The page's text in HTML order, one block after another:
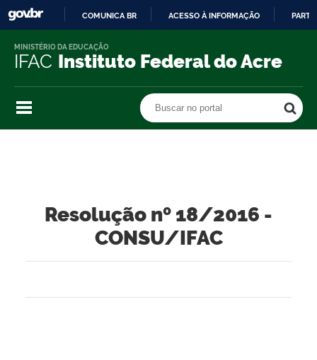
O
COMUNICA BR ACESSO À INFORMAÇÃO
IFAC Instituto Federal do Acre
MINISTÉRIO DA EDUCAÇÃO
Buscar no portal
Resolução nº 18/2016 -
CONSU/IFAC